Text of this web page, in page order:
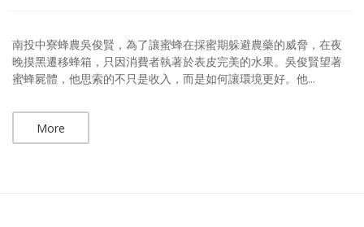
南投中寮蜂農吳俊賢，為了讓蜜蜂在採蜜期躲避農藥的威脅，在夜
晚摸黑遷移蜂箱，只因消費者執著於表皮完美的水果。吳俊賢望著
蜜蜂屍體，他思索的不只是收入，而是如何讓環境更好。他...
More